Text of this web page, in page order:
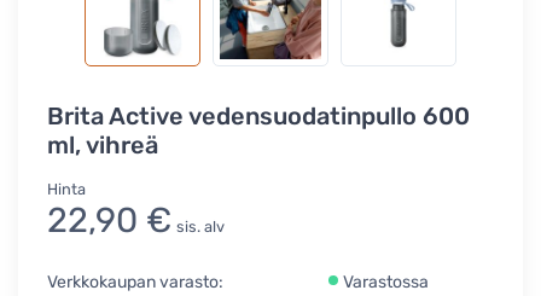
Brita Active vedensuodatinpullo 600
ml, vihreä
Hinta
22,90 € sis. alv
Verkkokaupan varasto:
Varastossa